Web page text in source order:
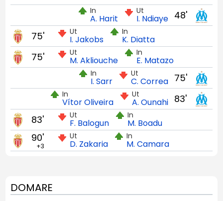
48'
Ut
I. Ndiaye
In
A. Harit
Ut
I. Jakobs
In
K. Diatta
75'
Ut
M. Akliouche
In
E. Matazo
75'
75'
Ut
C. Correa
In
I. Sarr
83'
Ut
A. Ounahi
In
Vítor Oliveira
Ut
F. Balogun
In
M. Boadu
83'
Ut
D. Zakaria
In
M. Camara
90'
+3
DOMARE